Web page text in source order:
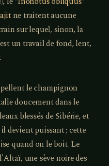
ne traitent aucune
sur lequel, sinon, la
un travail de fond, lent,
le champignon
doucement dans le
blessés de Sibérie, et
devient puissant ; cette
quand on le boit. Le
une sève noire des